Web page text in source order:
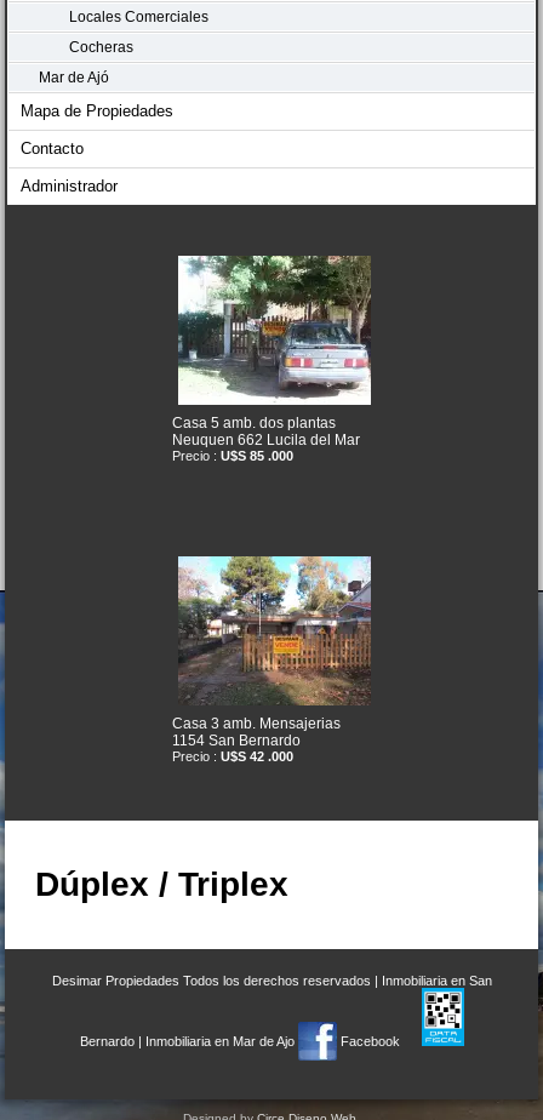
Locales Comerciales
Cocheras
Mar de Ajó
Mapa de Propiedades
Contacto
Administrador
Casa 5 amb. dos plantas
Neuquen 662 Lucila del Mar
Precio : U$S 85 .000
Casa 3 amb. Mensajerias
1154 San Bernardo
Precio : U$S 42 .000
Duplex 3 amb Ramos Mejia
600 Costa Azul
Dúplex / Triplex
Desimar Propiedades Todos los derechos reservados | Inmobiliaria en San
Bernardo| Inmobiliaria en Mar de Ajo Facebook